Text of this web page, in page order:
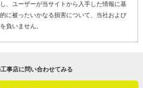
Y16-AZF
、ユーザーが当サイトから入手した情報に基
に被ったいかなる損害について、当社および
負いません。
事店に問い合わせてみる